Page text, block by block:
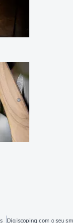
Digiscoping com o seu